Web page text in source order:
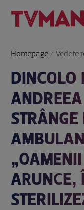
Homepage /Vedete
DINCOLO
ARUNCE,